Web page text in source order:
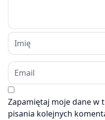
Zapamiętaj moje dane w
pisania kolejnych